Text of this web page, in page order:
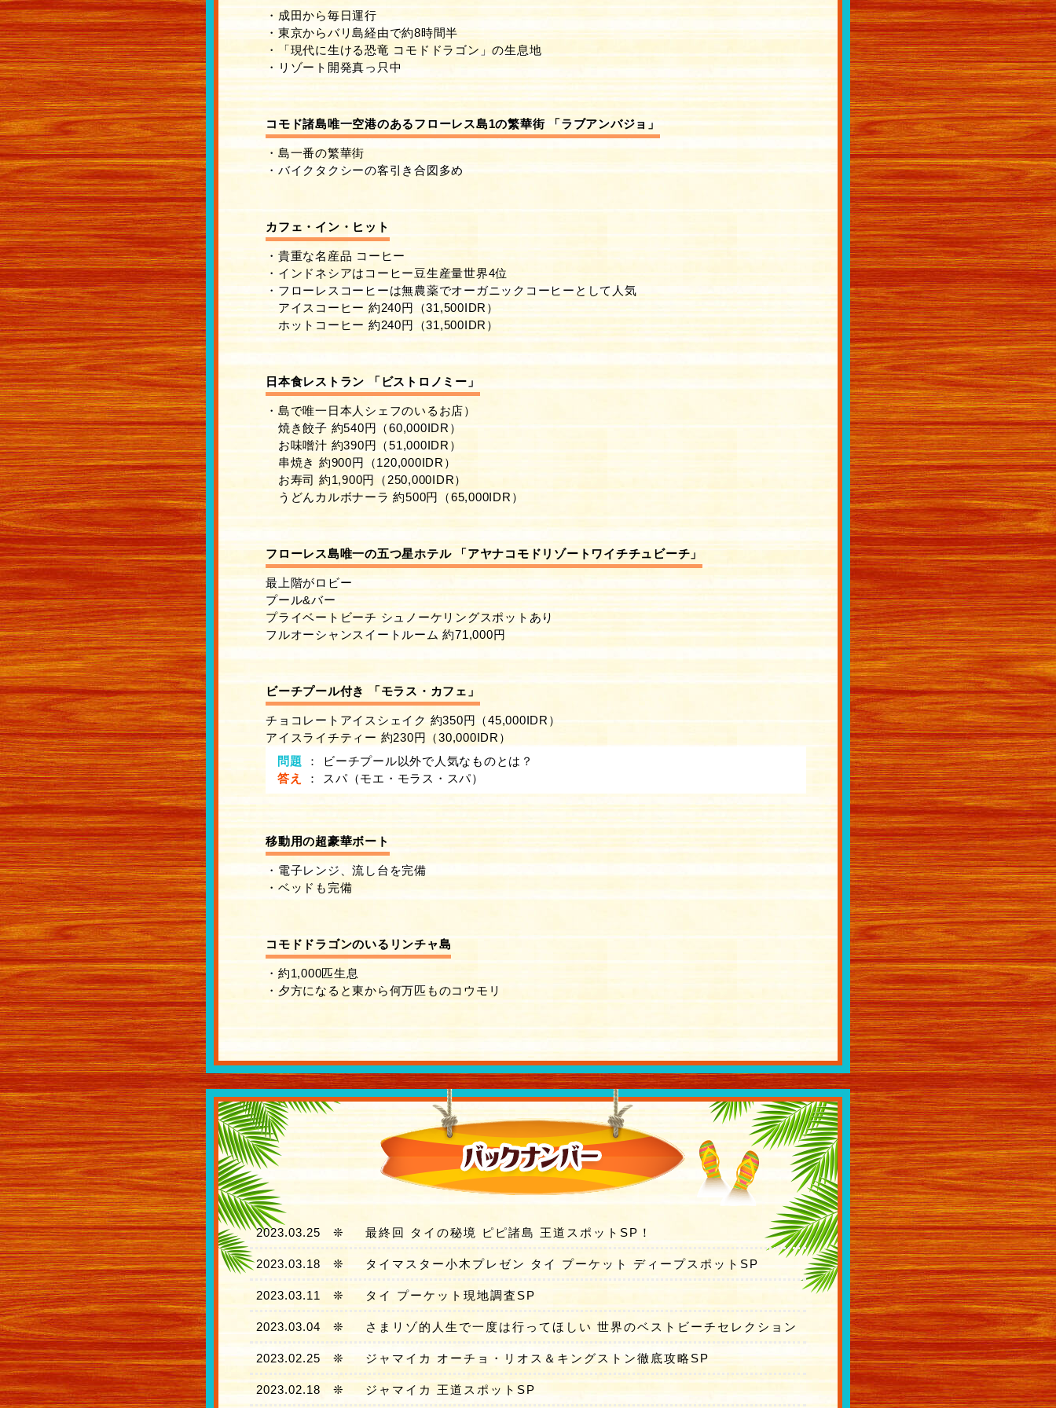
・成田から毎日運行
・東京からバリ島経由で約8時間半
・「現代に生ける恐竜 コモドドラゴン」の生息地
・リゾート開発真っ只中
コモド諸島唯一空港のあるフローレス島1の繁華街 「ラブアンバジョ」
・島一番の繁華街
・バイクタクシーの客引き合図多め
カフェ・イン・ヒット
・貴重な名産品 コーヒー
・インドネシアはコーヒー豆生産量世界4位
・フローレスコーヒーは無農薬でオーガニックコーヒーとして人気
アイスコーヒー 約240円（31,500IDR）
ホットコーヒー 約240円（31,500IDR）
日本食レストラン 「ビストロノミー」
・島で唯一日本人シェフのいるお店）
焼き餃子 約540円（60,000IDR）
お味噌汁 約390円（51,000IDR）
串焼き 約900円（120,000IDR）
お寿司 約1,900円（250,000IDR）
うどんカルボナーラ 約500円（65,000IDR）
フローレス島唯一の五つ星ホテル 「アヤナコモドリゾートワイチチュビーチ」
最上階がロビー
プール&バー
プライベートビーチ シュノーケリングスポットあり
フルオーシャンスイートルーム 約71,000円
ビーチプール付き 「モラス・カフェ」
チョコレートアイスシェイク 約350円（45,000IDR）
アイスライチティー 約230円（30,000IDR）
問題
：
ビーチプール以外で人気なものとは？
答え
： スパ（モエ・モラス・スパ）
移動用の超豪華ボート
・電子レンジ、流し台を完備
・ベッドも完備
コモドドラゴンのいるリンチャ島
・約1,000匹生息
・夕方になると東から何万匹ものコウモリ
バックナンバー
2023.03.25 ❊ 最終回 タイの秘境 ピピ諸島 王道スポットSP！
2023.03.18 ❊ タイマスター小木プレゼン タイ プーケット ディープスポットSP
2023.03.11 ❊ タイ プーケット現地調査SP
2023.03.04 ❊ さまリゾ的人生で一度は行ってほしい 世界のベストビーチセレクション
2023.02.25❊ ジャマイカ オーチョ・リオス＆キングストン徹底攻略SP
2023.02.18 ❊ ジャマイカ 王道スポットSP